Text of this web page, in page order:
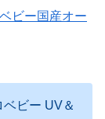
ビー国産オー
ビー UV＆